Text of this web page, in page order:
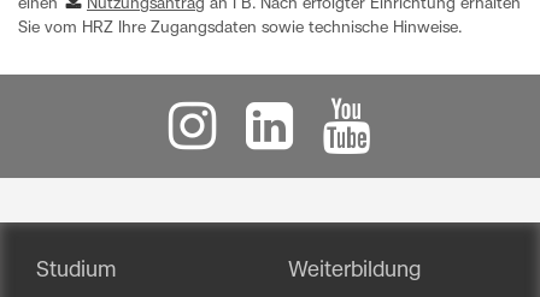
einen
Nutzungsantrag an I B. Nach erfolgter Einrichtung erhalten
Sie vom HRZ Ihre Zugangsdaten sowie technische Hinweise.
Studium Weiterbildung